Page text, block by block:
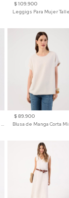
$ 109.900
Camiseta Texturizada Con Hombro Caído Para Mujer
$ 89.900